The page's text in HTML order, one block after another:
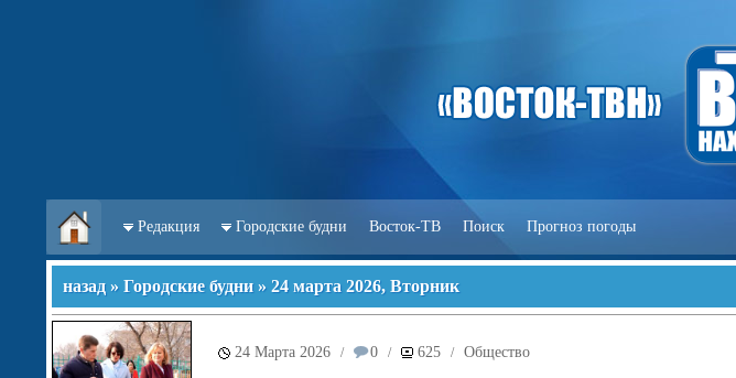
Редакция Городские будни Восток-ТВ Поиск Прогноз погоды
назад » Городские будни » 24 марта 2026, Вторник
24 Марта 2026 / 0 / 625 / Общество